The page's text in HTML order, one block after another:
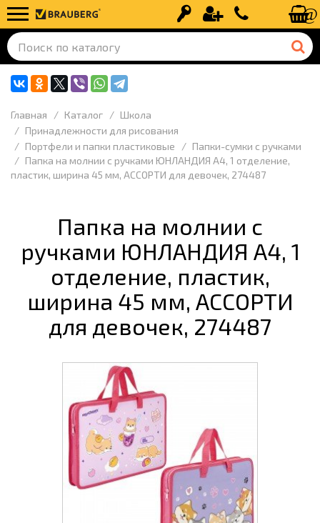
Вход Регистрация+7 (499) 110-
Главная Каталог
Школа
Принадлежности для рисования
Портфели и папки пластиковые
Папки-сумки с ручками
Папка на молнии с ручками ЮНЛАНДИЯ А4, 1 отделение,
пластик, ширина 45 мм, АССОРТИ для девочек, 274487
Папка на молнии с
ручками ЮНЛАНДИЯ А4, 1
отделение, пластик,
ширина 45 мм, АССОРТИ
для девочек, 274487